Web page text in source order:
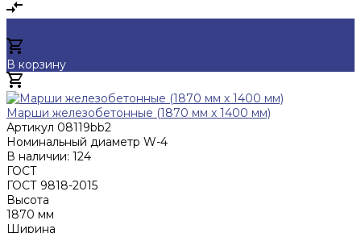
В корзину
Марши железобетонные (1870 мм х 1400 мм)
Артикул 08119bb2
Номинальный диаметр W-4
В наличии: 124
ГОСТ
ГОСТ 9818-2015
Высота
1870 мм
Ширина